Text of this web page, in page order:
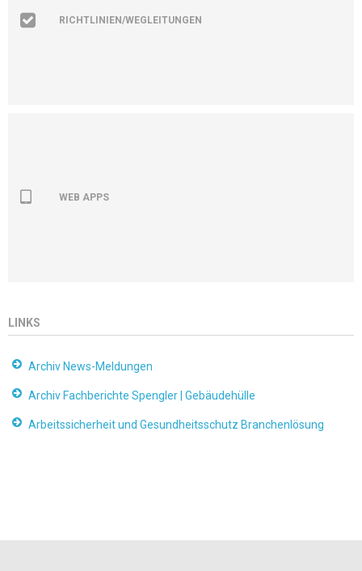
RICHTLINIEN/WEGLEITUNGEN
WEB APPS
LINKS
Archiv News-Meldungen
Archiv Fachberichte Spengler | Gebäudehülle
Arbeitssicherheit und Gesundheitsschutz Branchenlösung